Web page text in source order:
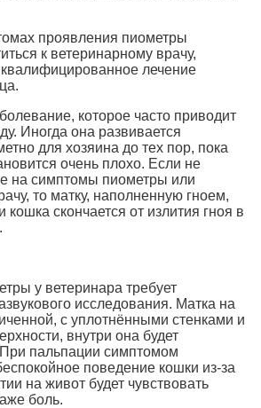
проявления пиометры
к ветеринарному врачу,
лечение
которое часто приводит
Иногда она развивается
для хозяина до тех пор, пока
очень плохо. Если не
на симптомы пиометры или
то матку, наполненную гноем,
кошка скончается от излития гноя в
у ветеринара требует
исследования. Матка на
с уплотнёнными стенками и
внутри она будет
пальпации симптомом
поведение кошки из-за
на живот будет чувствовать
боль.